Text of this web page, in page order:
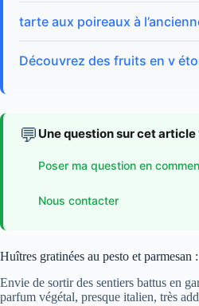
tarte aux poireaux à
Découvrez des fruits en v
💬 Une question sur cet article
Poser ma question en
Nous contacter
Huîtres gratinées au pesto et parmesan
Envie de sortir des sentiers battus en
parfum végétal, presque italien, très